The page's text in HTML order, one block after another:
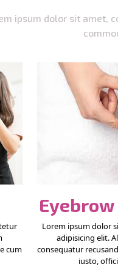
ipsum dolor sit amet,
cum
Lorem ipsum dolor
adipisicing elit.
consequatur
iusto,